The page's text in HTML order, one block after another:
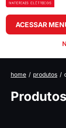
ACESSAR
home / produtos /
Produtos